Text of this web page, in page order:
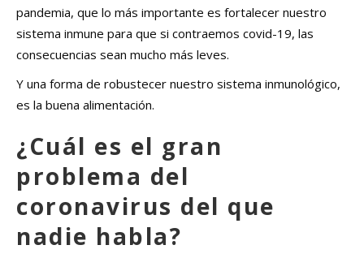
pandemia, que lo más importante es fortalecer nuestro
sistema inmune para que si contraemos covid-19, las
consecuencias sean mucho más leves.
Y una forma de robustecer nuestro sistema inmunológico,
es la buena alimentación.
¿Cuál es el gran
problema del
coronavirus del que
nadie habla?